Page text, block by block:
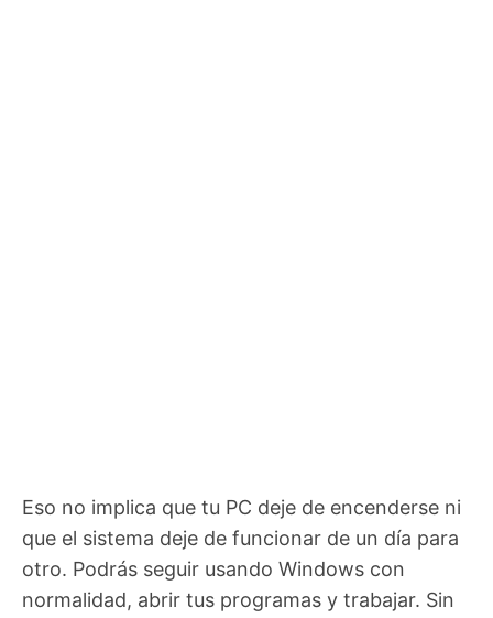
Eso no implica que tu PC deje de encenderse ni
que el sistema deje de funcionar de un día para
otro. Podrás seguir usando Windows con
normalidad, abrir tus programas y trabajar. Sin